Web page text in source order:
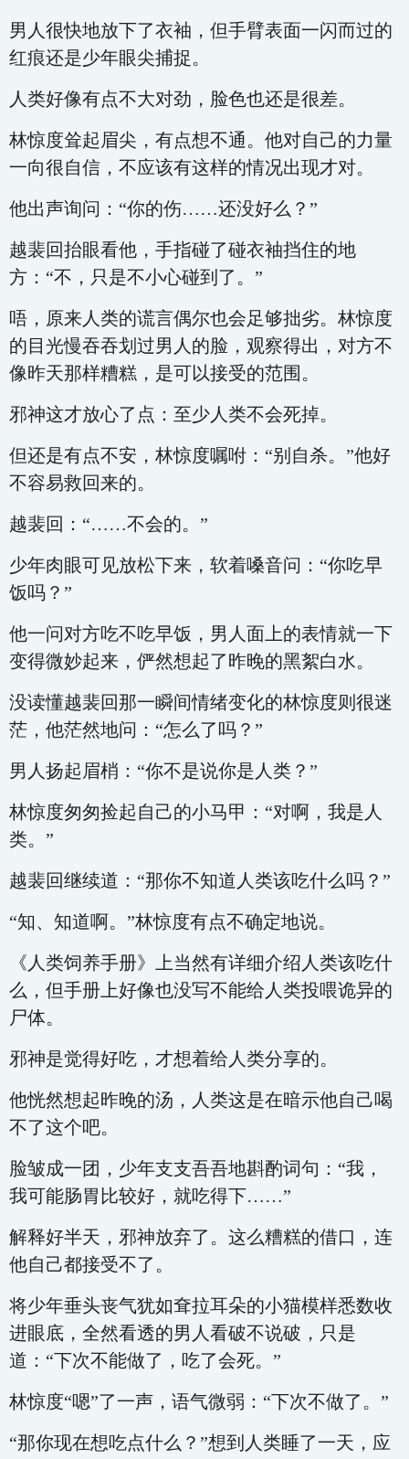
男人很快地放下了衣袖，但手臂表面一闪而过的
红痕还是少年眼尖捕捉。
人类好像有点不大对劲，脸色也还是很差。
林惊度耸起眉尖，有点想不通。他对自己的力量
一向很自信，不应该有这样的情况出现才对。
他出声询问：“你的伤……还没好么？”
越裴回抬眼看他，手指碰了碰衣袖挡住的地
方：“不，只是不小心碰到了。”
唔，原来人类的谎言偶尔也会足够拙劣。林惊度
的目光慢吞吞划过男人的脸，观察得出，对方不
像昨天那样糟糕，是可以接受的范围。
邪神这才放心了点：至少人类不会死掉。
但还是有点不安，林惊度嘱咐：“别自杀。”他好
不容易救回来的。
越裴回：“……不会的。”
少年肉眼可见放松下来，软着嗓音问：“你吃早
饭吗？”
他一问对方吃不吃早饭，男人面上的表情就一下
变得微妙起来，俨然想起了昨晚的黑絮白水。
没读懂越裴回那一瞬间情绪变化的林惊度则很迷
茫，他茫然地问：“怎么了吗？”
男人扬起眉梢：“你不是说你是人类？”
林惊度匆匆捡起自己的小马甲：“对啊，我是人
类。”
越裴回继续道：“那你不知道人类该吃什么吗？”
“知、知道啊。”林惊度有点不确定地说。
《人类饲养手册》上当然有详细介绍人类该吃什
么，但手册上好像也没写不能给人类投喂诡异的
尸体。
邪神是觉得好吃，才想着给人类分享的。
他恍然想起昨晚的汤，人类这是在暗示他自己喝
不了这个吧。
脸皱成一团，少年支支吾吾地斟酌词句：“我，
我可能肠胃比较好，就吃得下……”
解释好半天，邪神放弃了。这么糟糕的借口，连
他自己都接受不了。
将少年垂头丧气犹如耷拉耳朵的小猫模样悉数收
进眼底，全然看透的男人看破不说破，只是
道：“下次不能做了，吃了会死。”
林惊度“嗯”了一声，语气微弱：“下次不做了。”
“那你现在想吃点什么？”想到人类睡了一天，应